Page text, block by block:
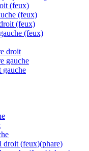
(feux)
(feux)
(feux)
(feux)
droit
gauche
gauche
droit (feux)(phare)